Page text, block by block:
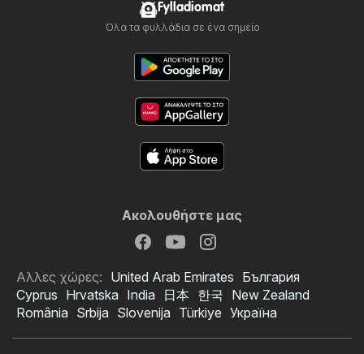
Fylladiomat
Όλα τα φυλλάδια σε ένα σημείο
Ακολουθήστε μας
Αλλες χώρες: United Arab Emirates България
Cyprus Hrvatska India 日本 한국 New Zealand
România Srbija Slovenija Türkiye Україна